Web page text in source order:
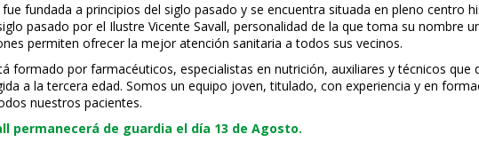
fue fundada a principios del siglo pasado y se encuentra situada en pleno centro
pasado por el Ilustre Vicente Savall, personalidad de la que toma su nombre
permiten ofrecer la mejor atención sanitaria a todos sus vecinos.
formado por farmacéuticos, especialistas en nutrición, auxiliares y técnicos que
a la tercera edad. Somos un equipo joven, titulado, con experiencia y en
nuestros pacientes.
permanecerá de guardia el día 13 de Agosto.